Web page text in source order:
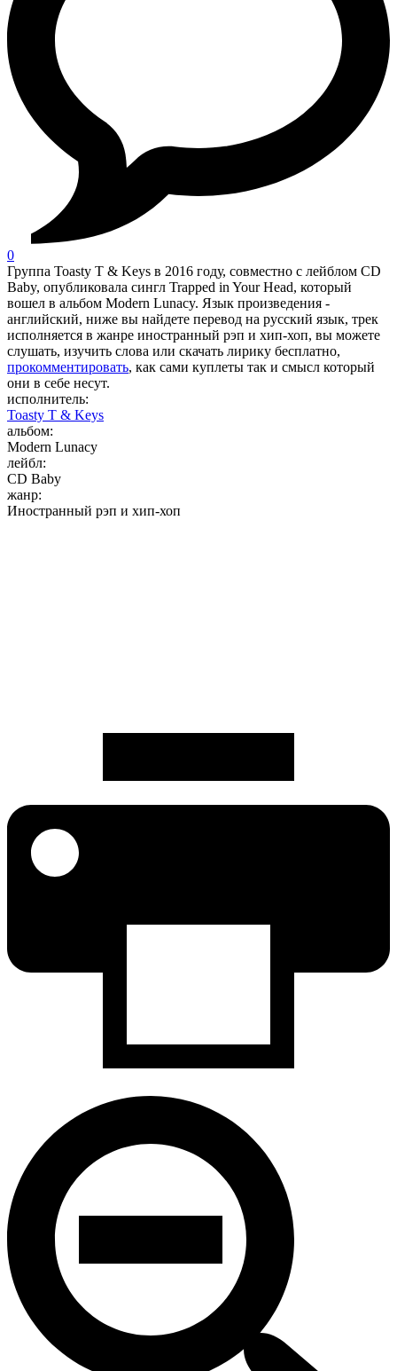
0
Группа Toasty T & Keys в 2016 году, совместно с лейблом CD
Baby, опубликовала сингл Trapped in Your Head, который
вошел в альбом Modern Lunacy. Язык произведения -
английский, ниже вы найдете перевод на русский язык, трек
исполняется в жанре иностранный рэп и хип-хоп, вы можете
слушать, изучить слова или скачать лирику бесплатно,
прокомментировать, как сами куплеты так и смысл который
они в себе несут.
исполнитель:
Toasty T & Keys
альбом:
Modern Lunacy
лейбл:
CD Baby
жанр:
Иностранный рэп и хип-хоп